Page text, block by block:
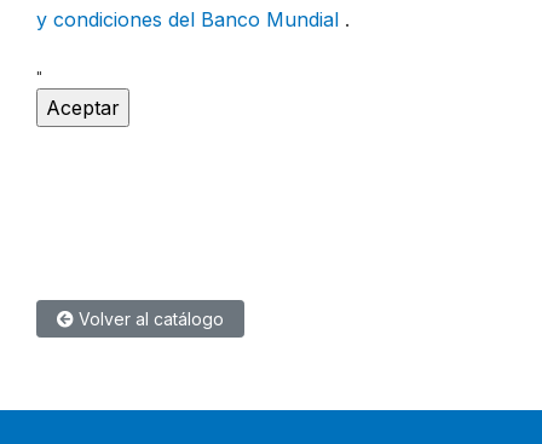
y condiciones del Banco Mundial .
"
Volver al catálogo